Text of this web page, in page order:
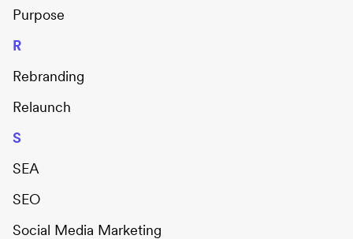
Purpose
R
Rebranding
Relaunch
S
SEA
SEO
Social Media Marketing